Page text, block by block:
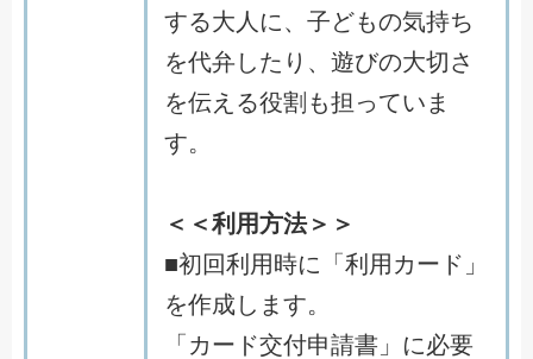
する大人に、子どもの気持ち
を代弁したり、遊びの大切さ
を伝える役割も担っていま
す。
＜＜利用方法＞＞
■初回利用時に「利用カード」
を作成します。
「カード交付申請書」に必要